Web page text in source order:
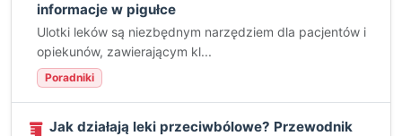
informacje w pigułce
Ulotki leków są niezbędnym narzędziem dla pacjentów i
opiekunów, zawierającym kl...
Poradniki
Jak działają leki przeciwbólowe? Przewodnik